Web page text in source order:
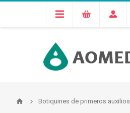
Botiquines de primeros auxilios